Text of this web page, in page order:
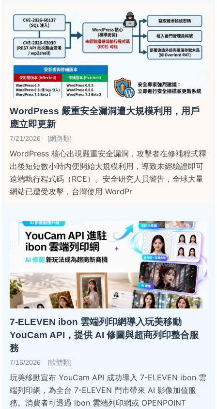
WordPress 嚴重安全漏洞遭大規模利用，用戶
應立即更新
7/21/2026 [網路類]
WordPress 核心出現嚴重安全漏洞，攻擊者在修補程式釋
出後短短數小時內便開始大規模利用，導致未經驗證即可
遠端執行程式碼（RCE）。安全研究人員警告，全球大量
網站已遭受攻擊，台灣使用 WordPr
7-ELEVEN ibon 雲端列印網導入玩美移動
YouCam API，提供 AI 修圖與超商列印整合服
務
7/16/2026 [軟體類]
玩美移動宣布 YouCam API 成功導入 7-ELEVEN ibon 雲
端列印網，為全台 7-ELEVEN 門市帶來 AI 影像加值服
務。消費者可透過 ibon 雲端列印網或 OPENPOINT